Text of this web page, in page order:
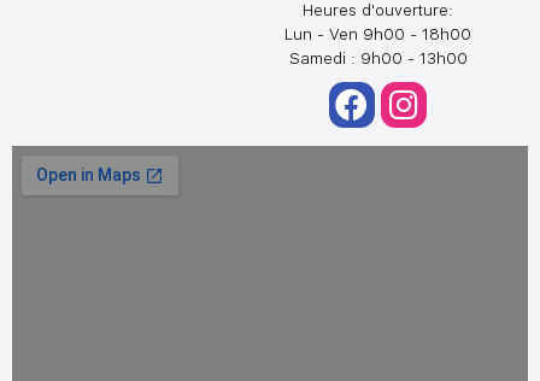
Heures d'ouverture:
Lun - Ven 9h00 - 18h00
Samedi : 9h00 - 13h00